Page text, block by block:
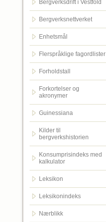
Bergverksdrift i Vestfold
Bergverksnettverket
Enhetsmål
Flerspråklige fagordlister
Forholdstall
Forkortelser og
akronymer
Guinessiana
Kilder til
bergverkshistorien
Konsumprisindeks med
kalkulator
Leksikon
Leksikonindeks
Nærblikk